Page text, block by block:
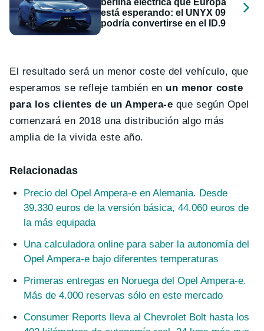
berlina eléctrica que Europa
está esperando: el UNYX 09
podría convertirse en el ID.9
El resultado será un menor coste del vehículo, que
esperamos se refleje también en un menor coste
para los clientes de un Ampera-e que según Opel
comenzará en 2018 una distribución algo más
amplia de la vivida este año.
Relacionadas
Precio del Opel Ampera-e en Alemania. Desde
39.330 euros de la versión básica, 44.060 euros de
la más equipada
Una calculadora online para saber la autonomía del
Opel Ampera-e bajo diferentes temperaturas
Primeras entregas en Noruega del Opel Ampera-e.
Más de 4.000 reservas sólo en este mercado
Consumer Reports lleva al Chevrolet Bolt hasta los